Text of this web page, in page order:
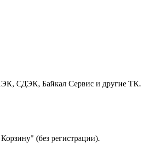
СДЭК, Байкал Сервис и другие ТК.
(без регистрации).